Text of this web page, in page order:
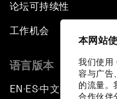
本网站
我们使用
容与广告
的流量。
合作伙伴
论坛可持续性
工作机会
语言版本
EN ▪ ES▪中文▪ 日本語